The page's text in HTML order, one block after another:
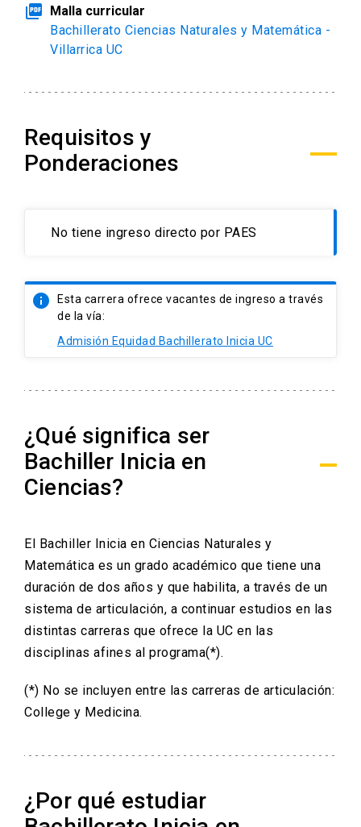
picture_as_pdf Malla curricular
Bachillerato Ciencias Naturales y Matemática -
Villarrica UC
Requisitos y
Ponderaciones
No tiene ingreso directo por PAES
info
Esta carrera ofrece vacantes de ingreso a través
de la vía:
Admisión Equidad Bachillerato Inicia UC
¿Qué significa ser
Bachiller Inicia en
Ciencias?
El Bachiller Inicia en Ciencias Naturales y
Matemática es un grado académico que tiene una
duración de dos años y que habilita, a través de un
sistema de articulación, a continuar estudios en las
distintas carreras que ofrece la UC en las
disciplinas afines al programa(*).
(*) No se incluyen entre las carreras de articulación:
College y Medicina.
¿Por qué estudiar